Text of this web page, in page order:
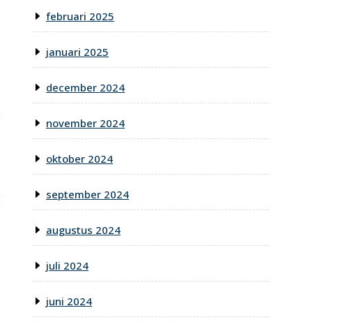
februari 2025
januari 2025
december 2024
november 2024
oktober 2024
september 2024
augustus 2024
juli 2024
juni 2024